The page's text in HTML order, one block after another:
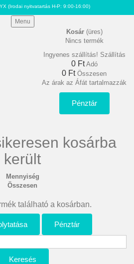
(Irodai nyitvatartás H-P: 9:00-16:00)
Menu
Kosár (üres)
Nincs termék
Ingyenes szállítás! Szállítás
0 Ft‎ Adó
0 Ft‎ Összesen
Az árak az Áfát tartalmazzák
Pénztár
kosárba
került
Mennyiség
Összesen
található a kosárban.
Pénztár
Keresés